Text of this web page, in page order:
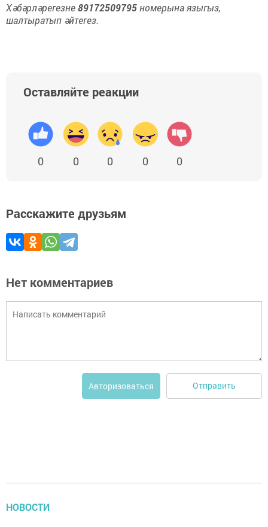
Хәбәрләрегезне89172509795номерына языгыз,
шалтыратып әйтегез.
Оставляйте реакции
0 0 0 0 0
Расскажите друзьям
Нет комментариев
Авторизоваться Отправить
НОВОСТИ